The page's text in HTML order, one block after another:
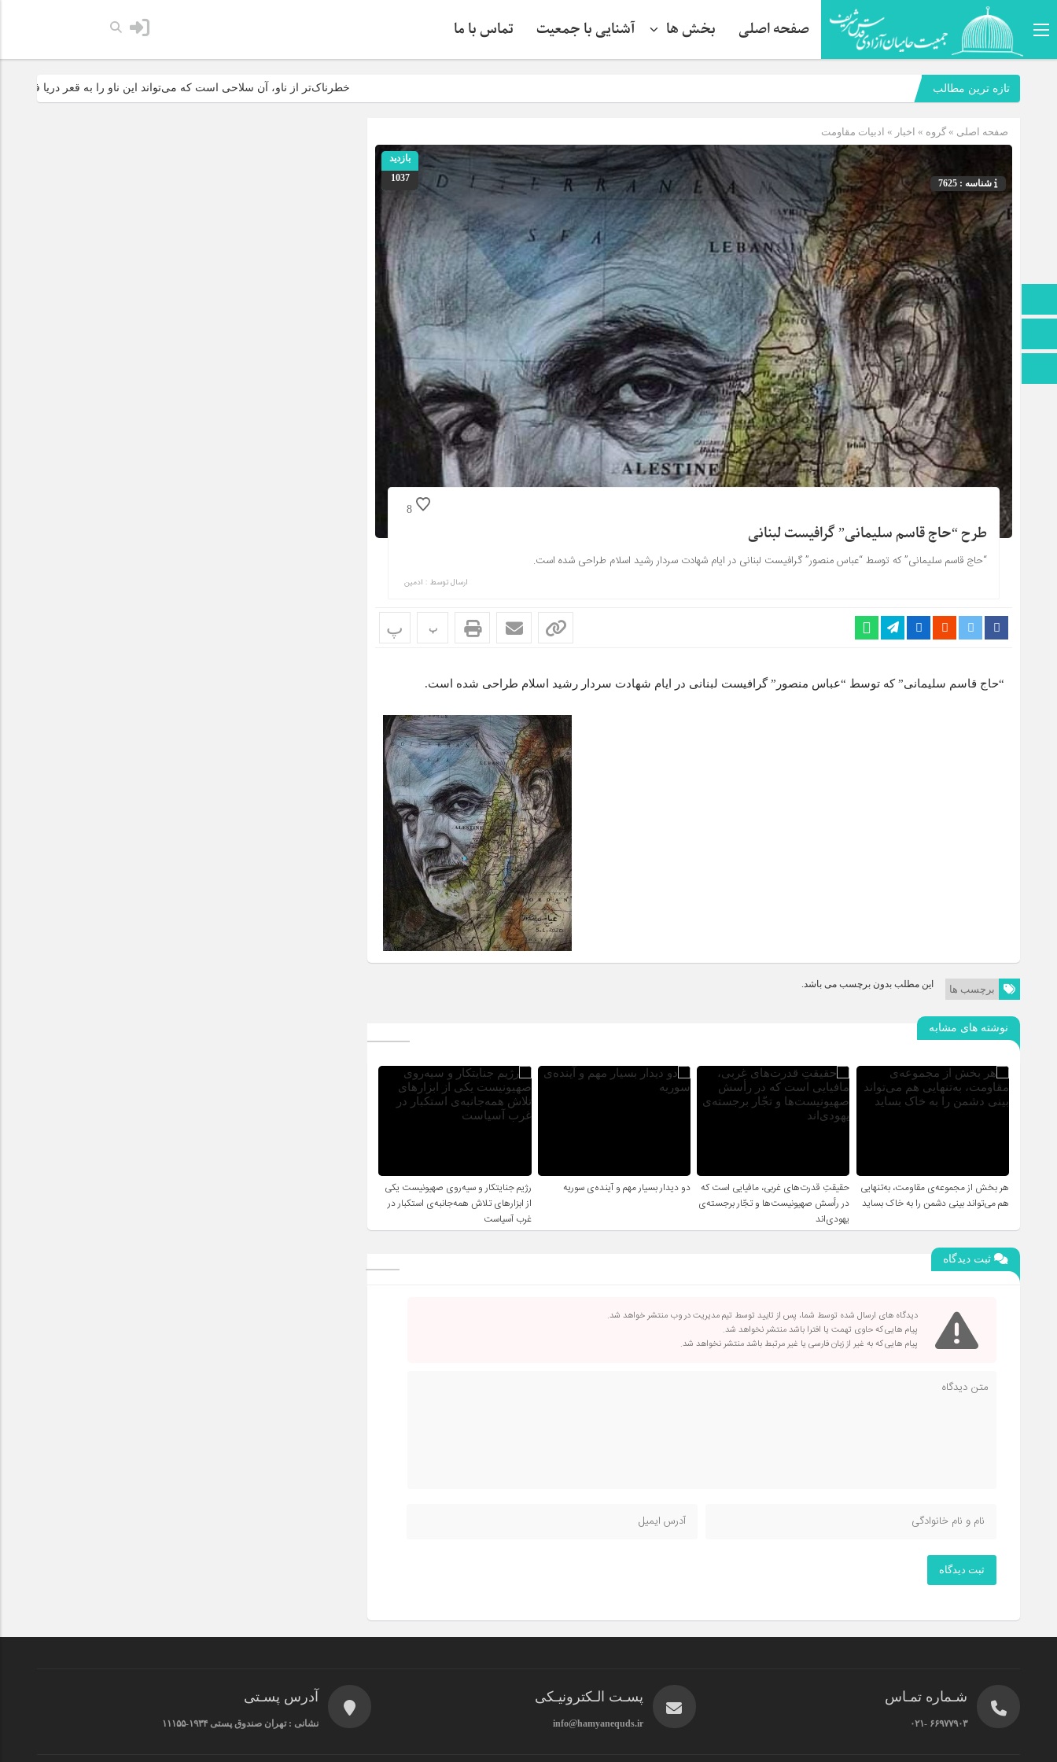
صفحه اصلی بخش ها آشنایی با جمعیت تماس با ما
صفحه نخست
تماس با ما
اطلاعات سایت
تازه ترین مطالب خطرناک‌تر از ناو، آن سلاحی است که می‌تواند این ناو را به قعر دریا فرو ببرد
صفحه اصلی » گروه » اخبار » ادبيات مقاومت
شناسه : 7625
بازدید
1037
8
طرح “حاج قاسم سلیمانی” گرافیست لبنانی
“حاج قاسم سلیمانی” که توسط “عباس منصور” گرافیست لبنانی در ایام شهادت سردار رشید اسلام طراحی شده است.
ارسال توسط : ادمین
پ پ
“حاج قاسم سلیمانی” که توسط “عباس منصور” گرافیست لبنانی در ایام شهادت سردار رشید اسلام طراحی شده است.
برچسب ها این مطلب بدون برچسب می باشد.
نوشته های مشابه
هر بخش از مجموعه‌ی مقاومت، به‌تنهایی
هم می‌تواند بینی دشمن را به خاک بساید
حقیقتِ قدرت‌های غربی، مافیایی است که
در رأسش صهیونیست‌ها و تجّار برجسته‌ی
یهودی‌اند
دو دیدار بسیار مهم و آینده‌ی سوریه
رژیم جنایتکار و سیه‌‌روی صهیونیست یکی
از ابزارهای تلاش همه‌جانبه‌ی استکبار در
غرب آسیاست
ثبت دیدگاه
دیدگاه های ارسال شده توسط شما، پس از تایید توسط تیم مدیریت در وب منتشر خواهد شد.
پیام هایی که حاوی تهمت یا افترا باشد منتشر نخواهد شد.
پیام هایی که به غیر از زبان فارسی یا غیر مرتبط باشد منتشر نخواهد شد.
ثبت دیدگاه
شـماره تمـاس
۶۶۹۷۷۹۰۳ -۰۲۱
پسـت الـکترونیـکی
info@hamyanequds.ir
آدرس پسـتی
نشانی : تهران صندوق پستی ۱۹۳۴-۱۱۱۵۵